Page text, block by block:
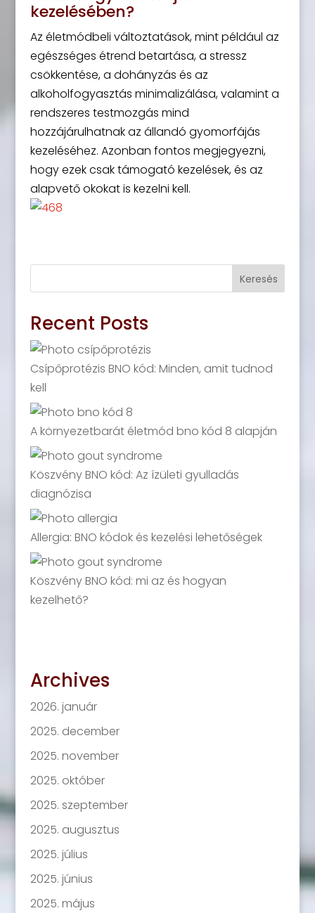
kezelésében?
Az életmódbeli változtatások, mint például az
egészséges étrend betartása, a stressz
csökkentése, a dohányzás és az
alkoholfogyasztás minimalizálása, valamint a
rendszeres testmozgás mind
hozzájárulhatnak az állandó gyomorfájás
kezeléséhez. Azonban fontos megjegyezni,
hogy ezek csak támogató kezelések, és az
alapvető okokat is kezelni kell.
Keresés
Recent Posts
Csípőprotézis BNO kód: Minden, amit tudnod
kell
A környezetbarát életmód bno kód 8 alapján
Köszvény BNO kód: Az ízületi gyulladás
diagnózisa
Allergia: BNO kódok és kezelési lehetőségek
Köszvény BNO kód: mi az és hogyan
kezelhető?
Archives
2026. január
2025. december
2025. november
2025. október
2025. szeptember
2025. augusztus
2025. július
2025. június
2025. május